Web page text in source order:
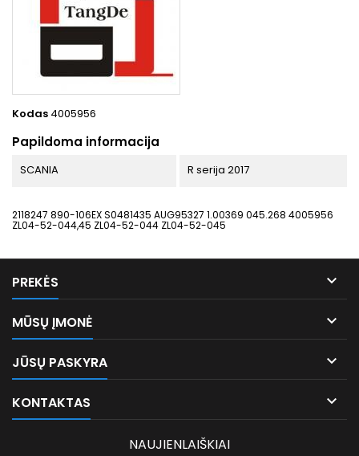
Kodas 4005956
Papildoma informacija
SCANIA R serija 2017
2118247 890-106EX S0481435 AUG95327 1.00369 045.268 4005956
ZL04-52-044,45 ZL04-52-044 ZL04-52-045
PREKĖS 
MŪSŲ ĮMONĖ 
JŪSŲ PASKYRA 
KONTAKTAS 
NAUJIENLAIŠKIAI